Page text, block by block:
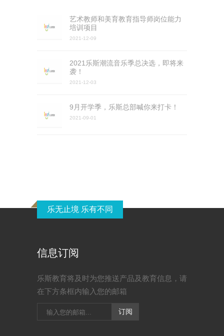
艺术教师和美育教育指导师岗位能力
培训项目
2021-12-09
2021乐斯潮流音乐季总决选，即将来
袭！
2021-12-03
9月开学季，乐斯总部喊你来打卡！
2021-09-01
乐无止境 乐有不同
信息订阅
乐斯教育将及时为您推送产品及教育信息，请
在下方条框内输入您的邮箱